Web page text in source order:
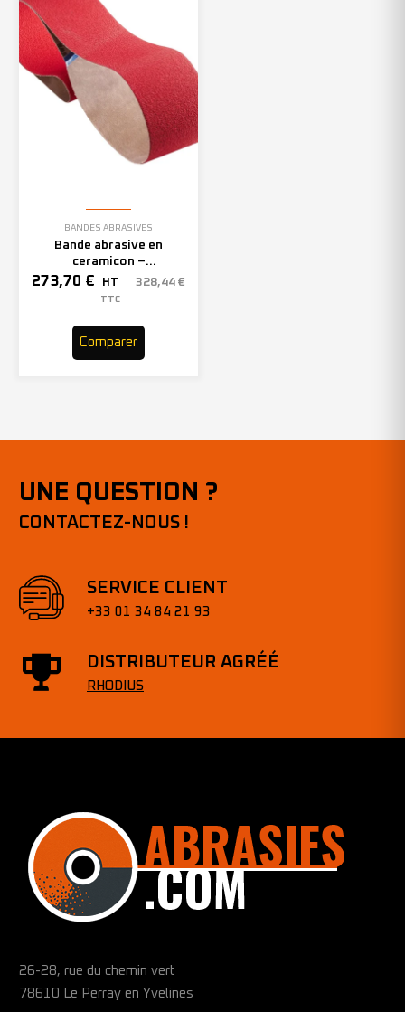
BANDES ABRASIVES
Bande abrasive en
ceramicon –
150mmx2000mm – Grain 40
– 305969 (x10)
273,70 € HT 328,44 €
TTC
Comparer
UNE QUESTION ?
CONTACTEZ-NOUS !
SERVICE CLIENT
+33 01 34 84 21 93
DISTRIBUTEUR AGRÉÉ
RHODIUS
26-28, rue du chemin vert
78610 Le Perray en Yvelines